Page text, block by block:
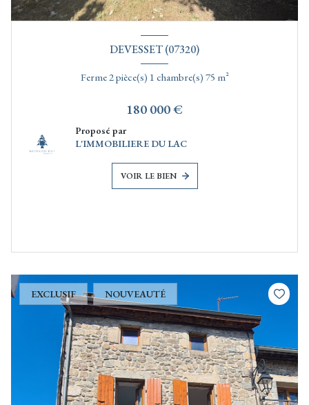
DEVESSET (07320)
Ferme 2 pièce(s) 1 chambre(s) 75 m²
180 000 €
Proposé par
L'IMMOBILIERE DU LAC
VOIR LE BIEN
EXCLUSIF NOUVEAUTÉ